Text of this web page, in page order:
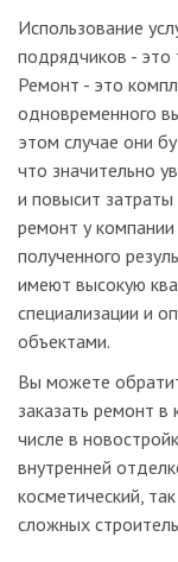
Использование
подрядчиков - это
Ремонт - это
одновременного
этом случае они
что значительно
и повысит
ремонт у компании
полученного
имеют высокую
специализации и
объектами.
Вы можете
заказать ремонт
числе в
внутренней
косметический,
сложных